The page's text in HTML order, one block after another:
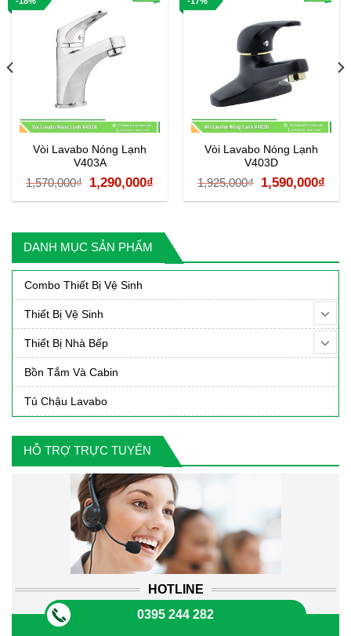
DANH MỤC SẢN PHẨM
Combo Thiết Bị Vệ Sinh
Thiết Bị Vệ Sinh
Thiết Bị Nhà Bếp
Bồn Tắm Và Cabin
Tủ Chậu Lavabo
HỖ TRỢ TRỰC TUYẾN
HOTLINE
0395 244 282
Vòi Lavabo Nóng Lạnh
V403A
1,570,000₫
Giá
gốc
1,570,000₫.
1,290,000₫
hiện
là:
1,290,000₫.
Vòi Lavabo Nóng Lạnh
V403D
1,925,000₫
Giá
gốc
1,590,000₫
hiện